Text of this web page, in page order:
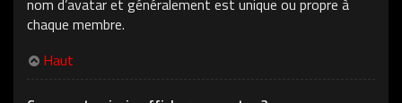
nom d’avatar et généralement est unique ou propre à
chaque membre.
Haut